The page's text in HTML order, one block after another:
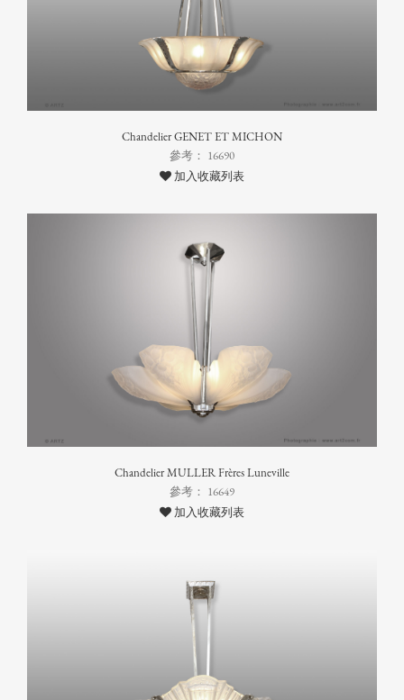
Chandelier GENET ET MICHON
參考： 16690
加入收藏列表
Chandelier MULLER Frères Luneville
參考： 16649
加入收藏列表